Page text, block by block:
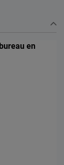
en